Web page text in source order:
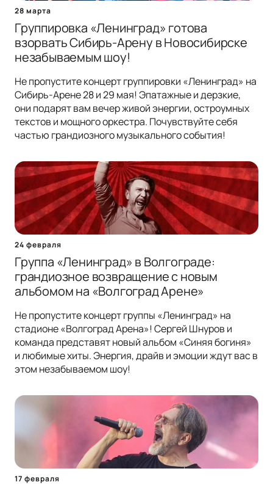
28 марта
Группировка «Ленинград» готова
взорвать Сибирь-Арену в Новосибирске
незабываемым шоу!
Не пропустите концерт группировки «Ленинград» на
Сибирь-Арене 28 и 29 мая! Эпатажные и дерзкие,
они подарят вам вечер живой энергии, остроумных
текстов и мощного оркестра. Почувствуйте себя
частью грандиозного музыкального события!
24 февраля
Группа «Ленинград» в Волгограде:
грандиозное возвращение с новым
альбомом на «Волгоград Арене»
Не пропустите концерт группы «Ленинград» на
стадионе «Волгоград Арена»! Сергей Шнуров и
команда представят новый альбом «Синяя богиня»
и любимые хиты. Энергия, драйв и эмоции ждут вас в
этом незабываемом шоу!
17 февраля